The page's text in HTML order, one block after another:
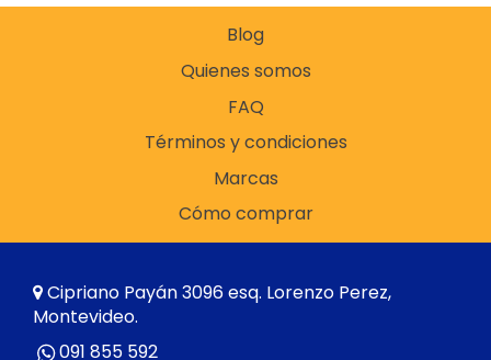
Blog
Quienes somos
FAQ
Términos y condiciones
Marcas
Cómo comprar
Cipriano Payán 3096 esq. Lorenzo Perez,
Montevideo.
091 855 592